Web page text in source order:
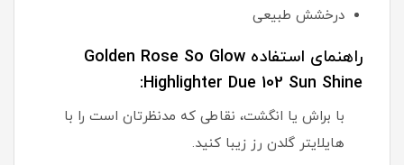
درخشش طبیعی
راهنمای استفاده Golden Rose So Glow
Highlighter Due 102 Sun Shine:
با براش یا انگشت، نقاطی که مدنظرتان است را با
هایلایتر گلدن رز زیبا کنید.